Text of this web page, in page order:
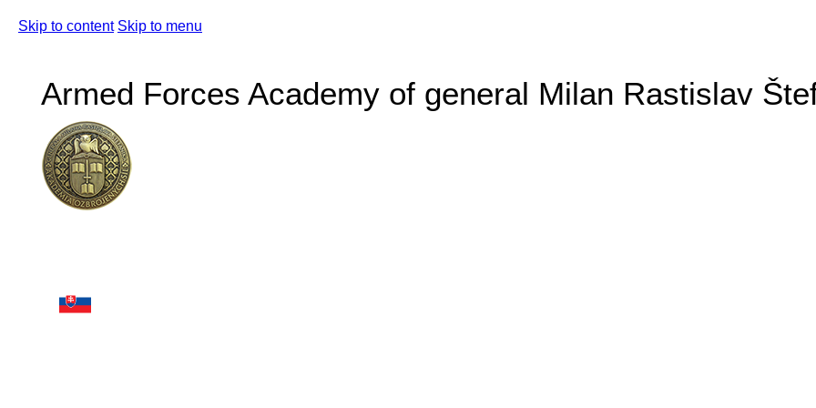
Skip to content Skip to menu
Armed Forces Academy of general Milan Rastislav